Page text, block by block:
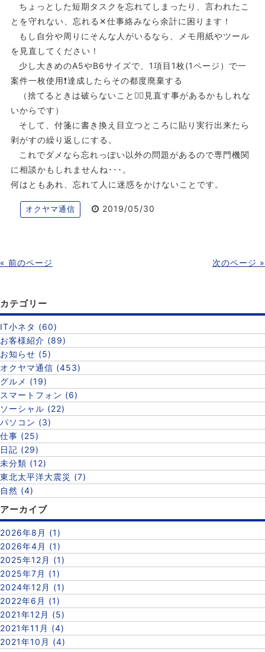
ちょっとした短期タスクを忘れてしまったり、言われたこ
とを守れない、忘れる✕仕事絡みなら余計に困ります！
もし自分や周りにそんな人がいるなら、メモ用紙やツール
を見直してください！
少し大きめのA5やB6サイズで、1項目1枚(1ページ）で一
案件一枚使用❗️達成したらその都度廃棄する
（捨てるときは破らないこと☝🏻見直す事があるかもしれな
いからです）
そして、付箋に書き換え目立つところに貼り実行出来たら
剥がすの繰り返しにする。
これでダメなら忘れっぽい以外の問題があるので専門機関
に相談かもしれませんね･･･。
何はともあれ、忘れて人に迷惑をかけないことです。
オクヤマ通信 2019/05/30
« 前のページ 次のページ »
カテゴリー
IT小ネタ (60)
お客様紹介 (89)
お知らせ (5)
オクヤマ通信 (453)
グルメ (19)
スマートフォン (6)
ソーシャル (22)
パソコン (3)
仕事 (25)
日記 (29)
未分類 (12)
東北太平洋大震災 (7)
自然 (4)
アーカイブ
2026年8月 (1)
2026年4月 (1)
2025年12月 (1)
2025年7月 (1)
2024年12月 (1)
2022年6月 (1)
2021年12月 (5)
2021年11月 (4)
2021年10月 (4)